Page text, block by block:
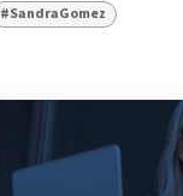
#SandraGomez